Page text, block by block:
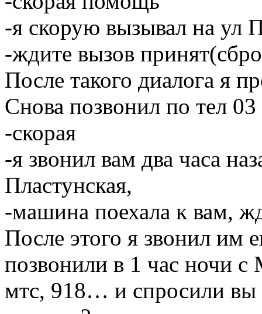
-я скорую вызывал на ул
-ждите вызов
После такого диалога я
Снова позвонил по тел 03
-скорая
-я звонил вам два часа
Пластунская,
-машина поехала к вам,
После этого я звонил им
позвонили в 1 час ночи
мтс, 918… и спросили вы